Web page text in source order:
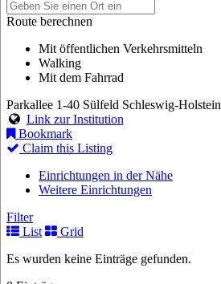
Route berechnen
Mit öffentlichen Verkehrsmitteln
Walking
Mit dem Fahrrad
Parkallee 1-40 Sülfeld Schleswig-Holstein
Link zur Institution
Bookmark
Claim this Listing
Einrichtungen in der Nähe
Weitere Einrichtungen
Filter
List
Grid
Es wurden keine Einträge gefunden.